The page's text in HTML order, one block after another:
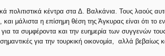
πολιτιστικά κέντρα στα Δ. Βαλκάνια. Τους λαούς
μάλιστα η επίσημη θέση της Άγκυρας είναι ότι το
τα συμφέροντα και την ευημερία των συγγενών
για την τουρκική οικονομία, αλλά βεβαίως